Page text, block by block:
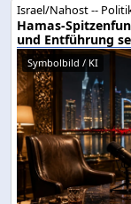
Israel/Nahost --
Hamas-
und Entführung
Symbolbild / KI